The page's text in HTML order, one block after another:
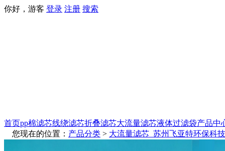
你好，游客 登录 注册 搜索
首页pp棉滤芯线绕滤芯折叠滤芯大流量滤芯液体过滤袋产品中
您现在的位置： 产品分类 > 大流量滤芯_苏州飞亚特环保科